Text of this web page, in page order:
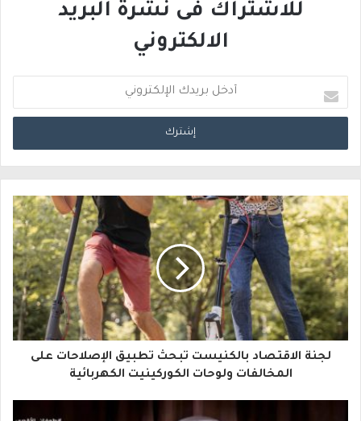
للاشتراك فى نشرة البريد
الالكتروني
د
خ
ب
ر
ي
د
ك
ا
إ
لجنة الاقتصاد بالكنيست تبحث تطبيق الإصلاحات على
المخالفات ولوحات الكوركينيت الكهربائية